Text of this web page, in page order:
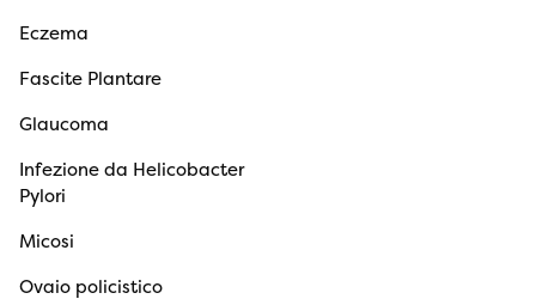
Eczema
Fascite Plantare
Glaucoma
Infezione da Helicobacter
Pylori
Micosi
Ovaio policistico